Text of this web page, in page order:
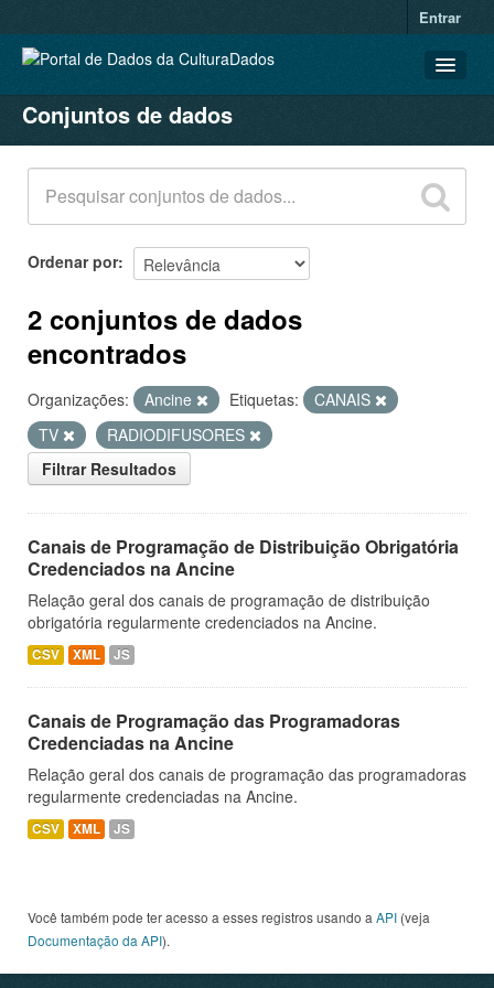
Entrar
CONJUNTOS DE DADOS
ORGANIZAÇÕES
GRUPOS
SOBRE
Conjuntos de dados
Ordenar por
2 conjuntos de dados
encontrados
Organizações: Ancine Etiquetas:
CANAIS
TV
RADIODIFUSORES
Filtrar Resultados
Canais de Programação de Distribuição Obrigatória
Credenciados na Ancine
Relação geral dos canais de programação de distribuição
obrigatória regularmente credenciados na Ancine.
CSV XML JS
Canais de Programação das Programadoras
Credenciadas na Ancine
Relação geral dos canais de programação das programadoras
regularmente credenciadas na Ancine.
CSV XML JS
Você também pode ter acesso a esses registros usando a API (veja
Documentação da API).